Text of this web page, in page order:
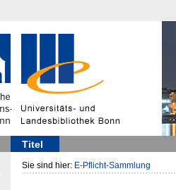
Titel
Sie sind hier: E-Pflicht-Sammlung